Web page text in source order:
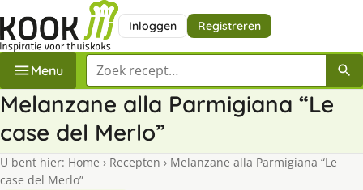
Inloggen Registreren
Menu Zoek een recept
Melanzane alla Parmigiana “Le
case del Merlo”
U bent hier: Home › Recepten › Melanzane alla Parmigiana “Le
case del Merlo”